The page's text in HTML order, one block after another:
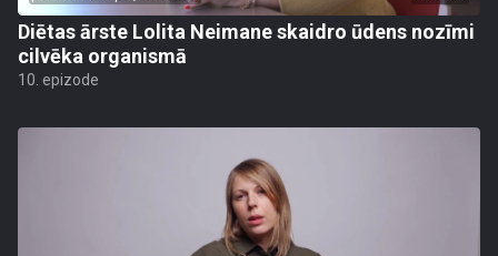
Diētas ārste Lolita Neimane skaidro ūdens nozīmi
cilvēka organismā
10. epizode